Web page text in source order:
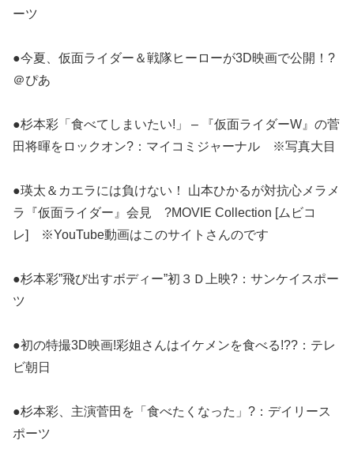
ーツ
●今夏、仮面ライダー＆戦隊ヒーローが3D映画で公開！?
＠ぴあ
●杉本彩「食べてしまいたい!」 – 『仮面ライダーW』の菅
田将暉をロックオン?：マイコミジャーナル ※写真大目
●瑛太＆カエラには負けない！ 山本ひかるが対抗心メラメ
ラ『仮面ライダー』会見 ?MOVIE Collection [ムビコ
レ] ※YouTube動画はこのサイトさんのです
●杉本彩”飛び出すボディー”初３Ｄ上映?：サンケイスポー
ツ
●初の特撮3D映画!彩姐さんはイケメンを食べる!??：テレ
ビ朝日
●杉本彩、主演菅田を「食べたくなった」?：デイリース
ポーツ